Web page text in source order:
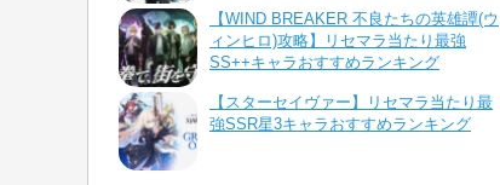
【WIND BREAKER 不良たちの英雄譚(ウ
ィンヒロ)攻略】リセマラ当たり最強
SS++キャラおすすめランキング
【スターセイヴァー】リセマラ当たり最
強SSR星3キャラおすすめランキング